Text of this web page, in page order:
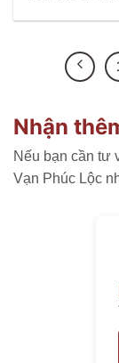
Nhận
Nếu bạn cần tư
Vạn Phúc Lộc